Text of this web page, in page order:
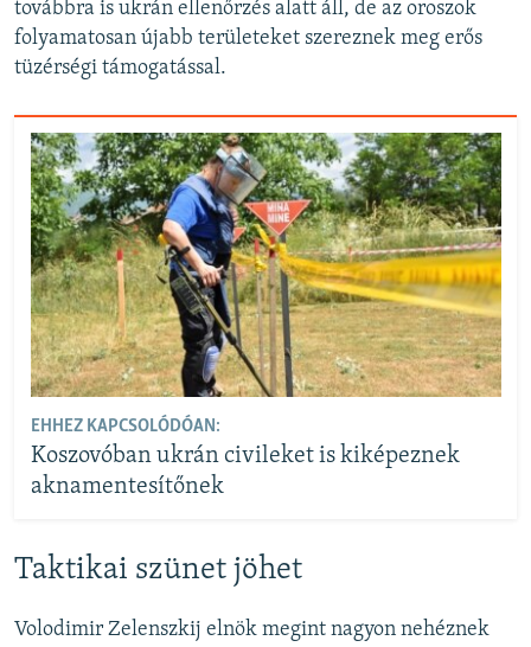
továbbra is ukrán ellenőrzés alatt áll, de az oroszok
folyamatosan újabb területeket szereznek meg erős
tüzérségi támogatással.
EHHEZ KAPCSOLÓDÓAN:
Koszovóban ukrán civileket is kiképeznek
aknamentesítőnek
Taktikai szünet jöhet
Volodimir Zelenszkij elnök megint nagyon nehéznek